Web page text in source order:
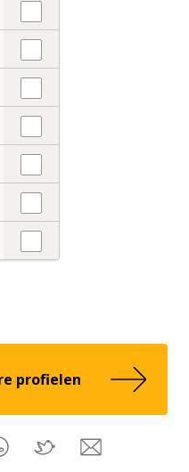
Nee
Nee
Nee
Nee
Nee
Nee
Nee
profielen